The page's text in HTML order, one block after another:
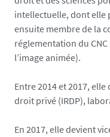
intellectuelle, dont elle
ensuite membre de la
réglementation du
l’image animée).
Entre 2014 et 2017,
droit privé (IRDP),
En 2017, elle devient